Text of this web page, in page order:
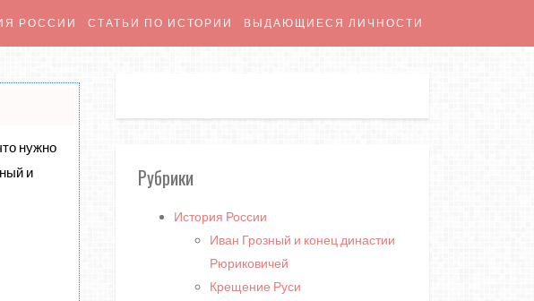
РОССИИ СТАТЬИ ПО ИСТОРИИ ВЫДАЮЩИЕСЯ ЛИЧНОСТИ
нужно
и
Рубрики
История России
Иван Грозный и конец династии
Рюриковичей
Крещение Руси